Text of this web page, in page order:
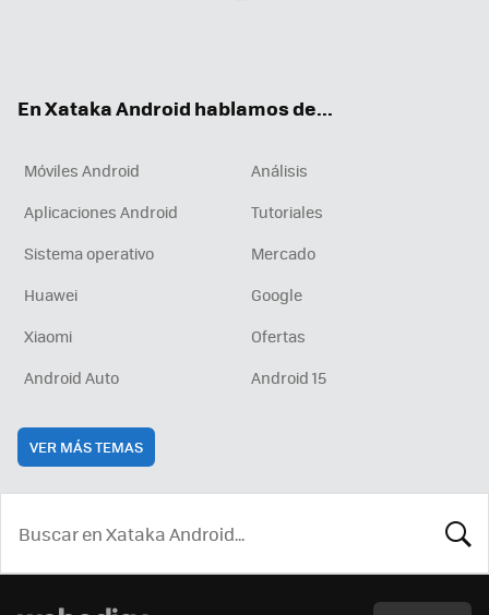
En Xataka Android hablamos de...
Móviles Android
Análisis
Aplicaciones Android
Tutoriales
Sistema operativo
Mercado
Huawei
Google
Xiaomi
Ofertas
Android Auto
Android 15
VER MÁS TEMAS